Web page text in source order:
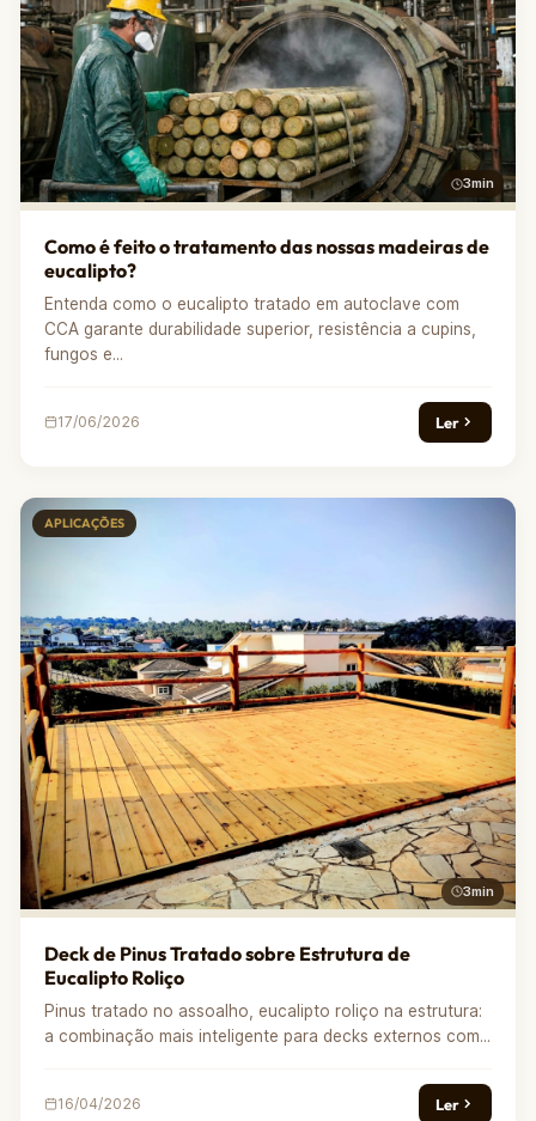
3min
Como é feito o tratamento das nossas madeiras de
eucalipto?
Entenda como o eucalipto tratado em autoclave com
CCA garante durabilidade superior, resistência a cupins,
fungos e...
17/06/2026 Ler
APLICAÇÕES
3min
Deck de Pinus Tratado sobre Estrutura de
Eucalipto Roliço
Pinus tratado no assoalho, eucalipto roliço na estrutura:
a combinação mais inteligente para decks externos com...
16/04/2026 Ler